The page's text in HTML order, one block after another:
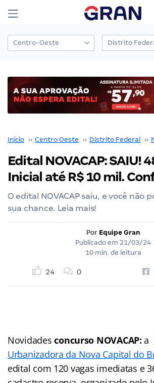
Início ›› Centro Oeste ›› Distrito Federal ››
Edital NOVACAP: SAIU!
Inicial até R$ 10 mil.
O edital NOVACAP saiu, e você não
sua chance. Leia mais!
Por Equipe Gran
Publicado em 21/03/24
10 min. de leitura
24 0
Novidadesconcurso NOVACAP: a
Urbanizadora da Nova Capital do
edital com 120 vagas imediatas e